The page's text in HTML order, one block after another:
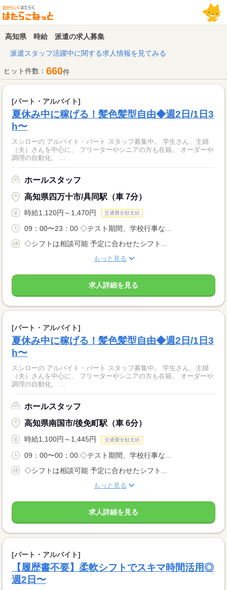
高知県 時給 派遣の求人募集
派遣スタッフ活躍中に関する求人情報を見てみる
ヒット件数： 660件
[パート・アルバイト]
夏休み中に稼げる！髪色髪型自由◆週2日/1日3
h〜
スシローの アルバイト・パート スタッフ募集中。 学生さん、主婦
（夫）さんを中心に、 フリーターやシニアの方も在籍。 オーダーや
調理の自動化、 ...
ホールスタッフ
高知県四万十市/具同駅（車 7分）
時給1,120円～1,470円 交通費全額支給
09：00〜23：00 ◇テスト期間、学校行事な...
◇シフトは相談可能 予定に合わせたシフト...
もっと見る
求人詳細を見る
[パート・アルバイト]
夏休み中に稼げる！髪色髪型自由◆週2日/1日3
h〜
スシローの アルバイト・パート スタッフ募集中。 学生さん、主婦
（夫）さんを中心に、 フリーターやシニアの方も在籍。 オーダーや
調理の自動化、 ...
ホールスタッフ
高知県南国市/後免町駅（車 6分）
時給1,100円～1,445円 交通費全額支給
09：00〜00：00 ◇テスト期間、学校行事な...
◇シフトは相談可能 予定に合わせたシフト...
もっと見る
求人詳細を見る
[パート・アルバイト]
【履歴書不要】柔軟シフトでスキマ時間活用◎
週2日〜